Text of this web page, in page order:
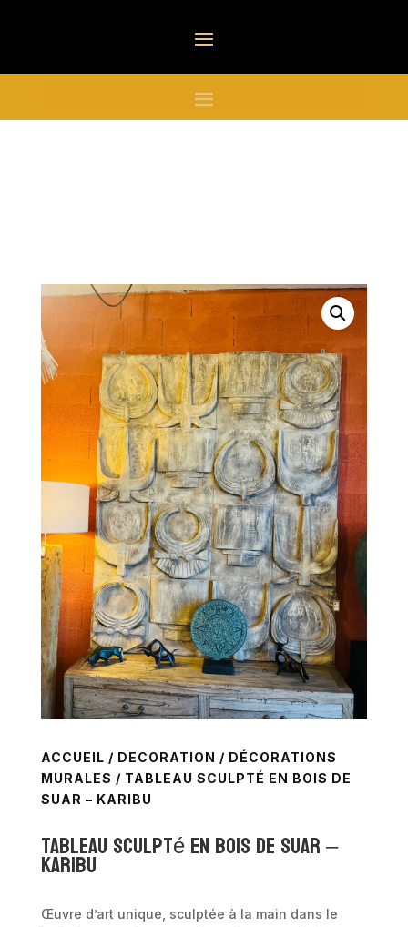
ACCUEIL / DECORATION / DÉCORATIONS
MURALES / TABLEAU SCULPTÉ EN BOIS DE
SUAR – KARIBU
Tableau sculpté en bois de suar –
KARIBU
Œuvre d’art unique, sculptée à la main dans le